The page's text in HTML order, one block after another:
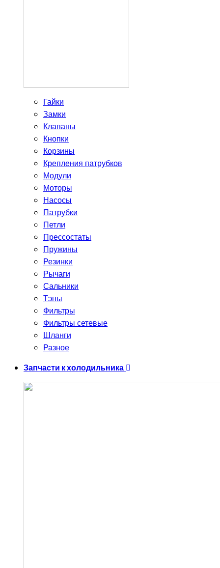
Гайки
Замки
Клапаны
Кнопки
Корзины
Крепления патрубков
Модули
Моторы
Насосы
Патрубки
Петли
Прессостаты
Пружины
Резинки
Рычаги
Сальники
Тэны
Фильтры
Фильтры сетевые
Шланги
Разное
Запчасти к холодильника